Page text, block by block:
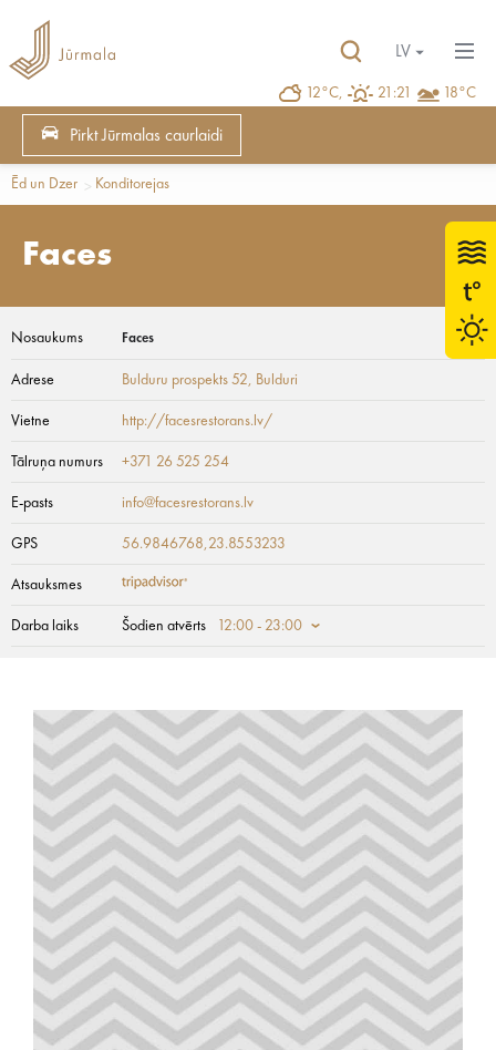
12°C, 21:21 18°C
LV
Pirkt Jūrmalas caurlaidi
Ēd un Dzer Konditorejas
Faces
Nosaukums Faces
Adrese Bulduru prospekts 52, Bulduri
Vietne http://facesrestorans.lv/
Tālruņa numurs +371 26 525 254
E-pasts info@facesrestorans.lv
GPS 56.9846768,23.8553233
Atsauksmes
Darba laiks Šodien atvērts 12:00 - 23:00